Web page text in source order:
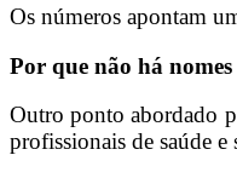
Os números apontam
Por que não há nomes
Outro ponto abordado
profissionais de saúde e